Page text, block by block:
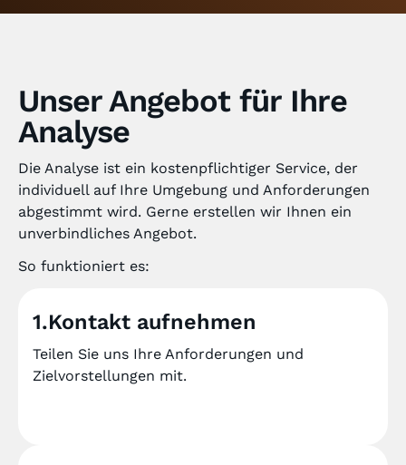
Unser Angebot für Ihre
Analyse
Die Analyse ist ein kostenpflichtiger Service, der
individuell auf Ihre Umgebung und Anforderungen
abgestimmt wird. Gerne erstellen wir Ihnen ein
unverbindliches Angebot.
So funktioniert es:
1.Kontakt aufnehmen
Teilen Sie uns Ihre Anforderungen und
Zielvorstellungen mit.